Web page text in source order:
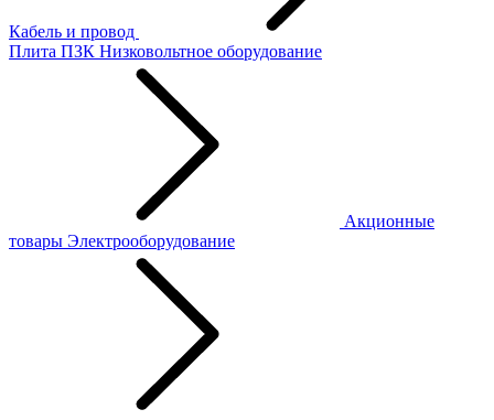
Кабель и провод
Плита ПЗК Низковольтное оборудование
Акционные
товары Электрооборудование